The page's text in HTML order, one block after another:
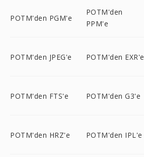
POTM'den PGM'e
POTM'den
PPM'e
POTM'den JPEG'e POTM'den EXR'e
POTM'den FTS'e POTM'den G3'e
POTM'den HRZ'e POTM'den IPL'e